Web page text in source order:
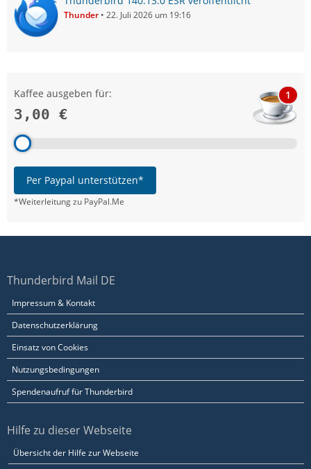
Thunder 22. Juli 2026 um 19:16
Kaffee ausgeben für:
3,00 €
1
Per Paypal unterstützen*
*Weiterleitung zu PayPal.Me
Thunderbird Mail DE
Impressum & Kontakt
Datenschutzerklärung
Einsatz von Cookies
Nutzungsbedingungen
Spendenaufruf für Thunderbird
Hilfe zu dieser Webseite
Übersicht der Hilfe zur Webseite